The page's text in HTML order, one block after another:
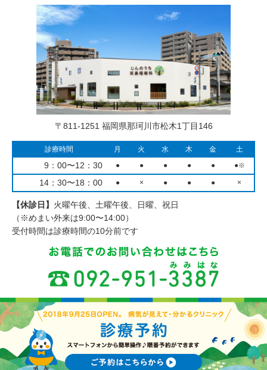
〒811-1251 福岡県那珂川市松木1丁目146
診療時間 月 火 水 木 金 土
9：00〜12：30 ● ● ● ● ● ●※
14：30〜18：00 ● × ● ● ● ×
【休診日】 火曜午後、土曜午後、日曜、祝日
（※めまい外来は9:00〜14:00）
受付時間は診療時間の10分前です